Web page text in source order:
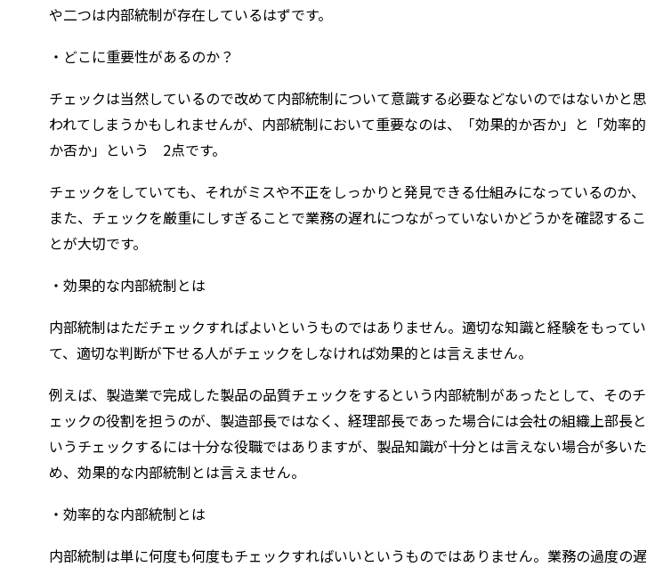
や二つは内部統制が存在しているはずです。
・どこに重要性があるのか？
チェックは当然しているので改めて内部統制について意識する必要などないのではないかと思
われてしまうかもしれませんが、内部統制において重要なのは、「効果的か否か」と「効率的
か否か」という 2点です。
チェックをしていても、それがミスや不正をしっかりと発見できる仕組みになっているのか、
また、チェックを厳重にしすぎることで業務の遅れにつながっていないかどうかを確認するこ
とが大切です。
・効果的な内部統制とは
内部統制はただチェックすればよいというものではありません。適切な知識と経験をもってい
て、適切な判断が下せる人がチェックをしなければ効果的とは言えません。
例えば、製造業で完成した製品の品質チェックをするという内部統制があったとして、そのチ
ェックの役割を担うのが、製造部長ではなく、経理部長であった場合には会社の組織上部長と
いうチェックするには十分な役職ではありますが、製品知識が十分とは言えない場合が多いた
め、効果的な内部統制とは言えません。
・効率的な内部統制とは
内部統制は単に何度も何度もチェックすればいいというものではありません。業務の過度の遅